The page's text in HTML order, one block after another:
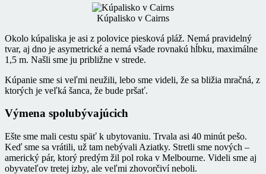
Kúpalisko v Cairns
Okolo kúpaliska je asi z polovice piesková pláž. Nemá pravidelný
tvar, aj dno je asymetrické a nemá všade rovnakú hĺbku, maximálne
1,5 m. Našli sme ju približne v strede.
Kúpanie sme si veľmi neužili, lebo sme videli, že sa bližia mračná, z
ktorých je veľká šanca, že bude pršať.
Výmena spolubývajúcich
Ešte sme mali cestu späť k ubytovaniu. Trvala asi 40 minút pešo.
Keď sme sa vrátili, už tam nebývali Aziatky. Stretli sme nových –
americký pár, ktorý predým žil pol roka v Melbourne. Videli sme aj
obyvateľov tretej izby, ale veľmi zhovorčiví neboli.